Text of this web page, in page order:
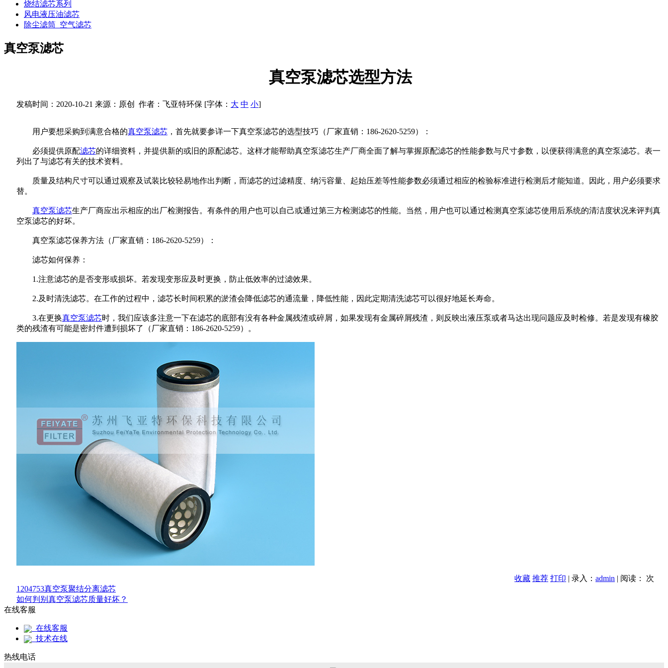
烧结滤芯系列
风电液压油滤芯
除尘滤筒_空气滤芯
真空泵滤芯
真空泵滤芯选型方法
发稿时间：2020-10-21 来源：原创 作者：飞亚特环保 [字体： 大 中 小]
用户要想采购到满意合格的真空泵滤芯 ，首先就要参详一下真空泵滤芯的选型技巧（厂家直销：186-2620-5259）：
必须提供原配滤芯的详细资料，并提供新的或旧的原配滤芯。这样才能帮助真空泵滤芯生产厂商全面了解与掌握原配滤芯的性能参数与尺寸参数，以便获得满意的真空泵滤芯。表一
列出了与滤芯有关的技术资料。
质量及结构尺寸可以通过观察及试装比较轻易地作出判断，而滤芯的过滤精度、纳污容量、起始压差等性能参数必须通过相应的检验标准进行检测后才能知道。因此，用户必须要求
替。
真空泵滤芯生产厂商应出示相应的出厂检测报告。有条件的用户也可以自己或通过第三方检测滤芯的性能。当然，用户也可以通过检测真空泵滤芯使用后系统的清洁度状况来评判真
空泵滤芯的好坏。
真空泵滤芯保养方法 （厂家直销：186-2620-5259） ：
滤芯如何保养：
1.注意滤芯的是否变形或损坏。若发现变形应及时更换，防止低效率的过滤效果。
2.及时清洗滤芯。在工作的过程中，滤芯长时间积累的淤渣会降低滤芯的通流量，降低性能，因此定期清洗滤芯可以很好地延长寿命。
3.在更换真空泵滤芯时，我们应该多注意一下在滤芯的底部有没有各种金属残渣或碎屑，如果发现有金属碎屑残渣，则反映出液压泵或者马达出现问题应及时检修。若是发现有橡胶
类的残渣有可能是密封件遭到损坏了
（厂家直销：186-2620-5259） 。
收藏 推荐 打印 | 录入： admin | 阅读：
次
1204753真空泵聚结分离滤芯
如何判别真空泵滤芯质量好坏？
在线客服
在线客服
技术在线
热线电话